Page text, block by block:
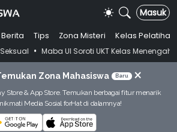
Masuk
Berita Tips Zona Misteri
Kelas Pelatihan
UI Soroti UKT Kelas Menengah, Jawaban
Zona Mahasiswa Baru ×
Store & App Store. Temukan berbagai fitur menarik
Media Sosial forHat di dalamnya!